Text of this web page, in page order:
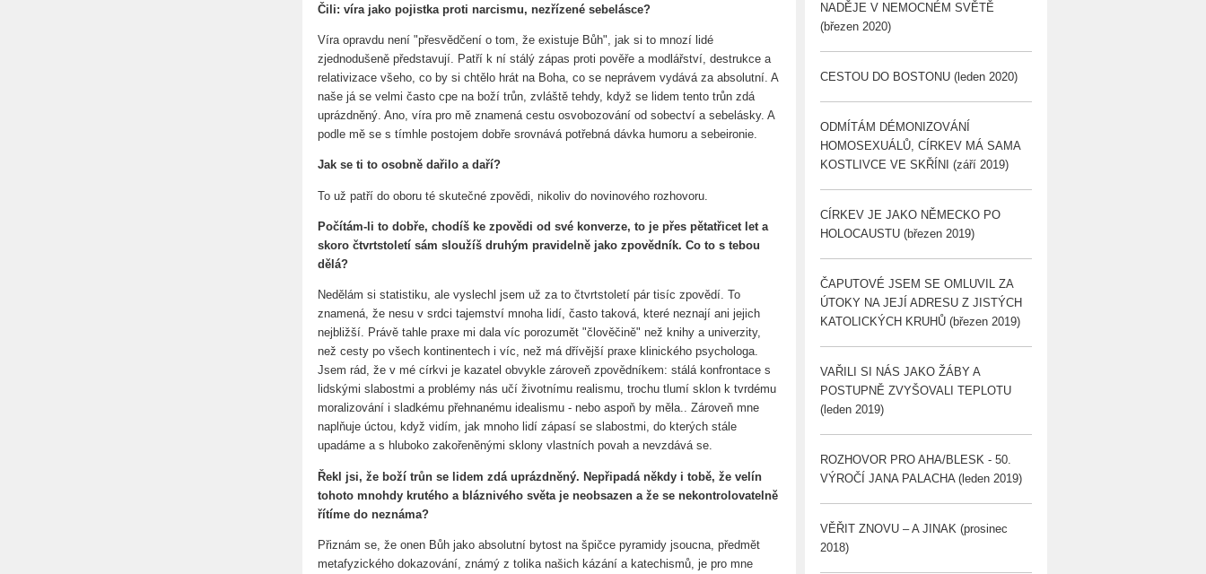
Čili: víra jako pojistka proti narcismu, nezřízené sebelásce?
Víra opravdu není "přesvědčení o tom, že existuje Bůh", jak si to mnozí lidé
zjednodušeně představují. Patří k ní stálý zápas proti pověře a modlářství, destrukce a
relativizace všeho, co by si chtělo hrát na Boha, co se neprávem vydává za absolutní. A
naše já se velmi často cpe na boží trůn, zvláště tehdy, když se lidem tento trůn zdá
uprázdněný. Ano, víra pro mě znamená cestu osvobozování od sobectví a sebelásky. A
podle mě se s tímhle postojem dobře srovnává potřebná dávka humoru a sebeironie.
Jak se ti to osobně dařilo a daří?
To už patří do oboru té skutečné zpovědi, nikoliv do novinového rozhovoru.
Počítám-li to dobře, chodíš ke zpovědi od své konverze, to je přes pětatřicet let a
skoro čtvrtstoletí sám sloužíš druhým pravidelně jako zpovědník. Co to s tebou
dělá?
Nedělám si statistiku, ale vyslechl jsem už za to čtvrtstoletí pár tisíc zpovědí. To
znamená, že nesu v srdci tajemství mnoha lidí, často taková, které neznají ani jejich
nejbližší. Právě tahle praxe mi dala víc porozumět "člověčině" než knihy a univerzity,
než cesty po všech kontinentech i víc, než má dřívější praxe klinického psychologa.
Jsem rád, že v mé církvi je kazatel obvykle zároveň zpovědníkem: stálá konfrontace s
lidskými slabostmi a problémy nás učí životnímu realismu, trochu tlumí sklon k tvrdému
moralizování i sladkému přehnanému idealismu - nebo aspoň by měla.. Zároveň mne
naplňuje úctou, když vidím, jak mnoho lidí zápasí se slabostmi, do kterých stále
upadáme a s hluboko zakořeněnými sklony vlastních povah a nevzdává se.
Řekl jsi, že boží trůn se lidem zdá uprázdněný. Nepřipadá někdy i tobě, že velín
tohoto mnohdy krutého a bláznivého světa je neobsazen a že se nekontrolovatelně
řítíme do neznáma?
Přiznám se, že onen Bůh jako absolutní bytost na špičce pyramidy jsoucna, předmět
metafyzického dokazování, známý z tolika našich kázání a katechismů, je pro mne
NADĚJE V NEMOCNÉM SVĚTĚ
(březen 2020)
CESTOU DO BOSTONU (leden 2020)
ODMÍTÁM DÉMONIZOVÁNÍ
HOMOSEXUÁLŮ, CÍRKEV MÁ SAMA
KOSTLIVCE VE SKŘÍNI (září 2019)
CÍRKEV JE JAKO NĚMECKO PO
HOLOCAUSTU (březen 2019)
ČAPUTOVÉ JSEM SE OMLUVIL ZA
ÚTOKY NA JEJÍ ADRESU Z JISTÝCH
KATOLICKÝCH KRUHŮ (březen 2019)
VAŘILI SI NÁS JAKO ŽÁBY A
POSTUPNĚ ZVYŠOVALI TEPLOTU
(leden 2019)
ROZHOVOR PRO AHA/BLESK - 50.
VÝROČÍ JANA PALACHA (leden 2019)
VĚŘIT ZNOVU – A JINAK (prosinec
2018)